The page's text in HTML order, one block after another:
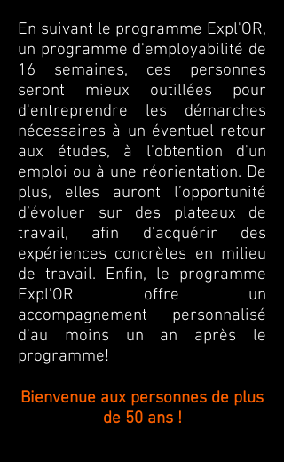
En suivant le programme Expl'OR,
un programme d'employabilité de
16 semaines, ces personnes
seront mieux outillées pour
d'entreprendre les démarches
nécessaires à un éventuel retour
aux études, à l'obtention d'un
emploi ou à une réorientation. De
plus, elles auront l’opportunité
d’évoluer sur des plateaux de
travail, afin d'acquérir des
expériences concrètes en milieu
de travail. Enfin, le programme
Expl'OR offre un
accompagnement personnalisé
d'au moins un an après le
programme!
Bienvenue aux personnes de plus
de 50 ans !